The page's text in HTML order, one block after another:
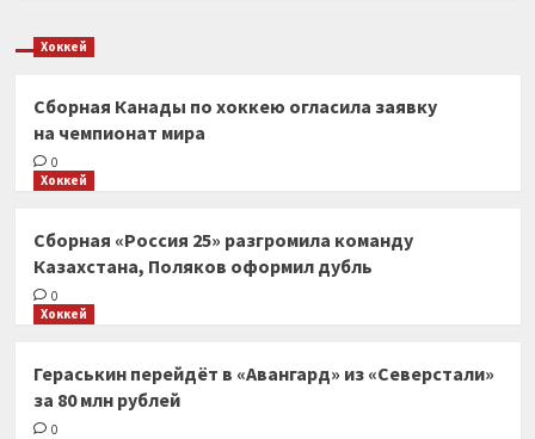
Хоккей
Сборная Канады по хоккею огласила заявку
на чемпионат мира
0
Хоккей
Сборная «Россия 25» разгромила команду
Казахстана, Поляков оформил дубль
0
Хоккей
Гераськин перейдёт в «Авангард» из «Северстали»
за 80 млн рублей
0